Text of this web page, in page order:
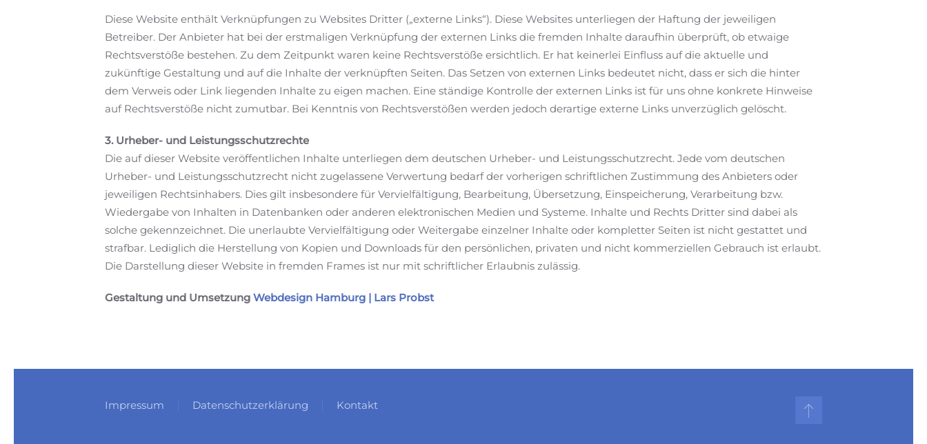
Diese Website enthält Verknüpfungen zu Websites Dritter („externe Links“). Diese Websites unterliegen der Haftung der jeweiligen
Betreiber. Der Anbieter hat bei der erstmaligen Verknüpfung der externen Links die fremden Inhalte daraufhin überprüft, ob etwaige
Rechtsverstöße bestehen. Zu dem Zeitpunkt waren keine Rechtsverstöße ersichtlich. Er hat keinerlei Einfluss auf die aktuelle und
zukünftige Gestaltung und auf die Inhalte der verknüpften Seiten. Das Setzen von externen Links bedeutet nicht, dass er sich die hinter
dem Verweis oder Link liegenden Inhalte zu eigen machen. Eine ständige Kontrolle der externen Links ist für uns ohne konkrete Hinweise
auf Rechtsverstöße nicht zumutbar. Bei Kenntnis von Rechtsverstößen werden jedoch derartige externe Links unverzüglich gelöscht.
3. Urheber- und Leistungsschutzrechte
Die auf dieser Website veröffentlichen Inhalte unterliegen dem deutschen Urheber- und Leistungsschutzrecht. Jede vom deutschen
Urheber- und Leistungsschutzrecht nicht zugelassene Verwertung bedarf der vorherigen schriftlichen Zustimmung des Anbieters oder
jeweiligen Rechtsinhabers. Dies gilt insbesondere für Vervielfältigung, Bearbeitung, Übersetzung, Einspeicherung, Verarbeitung bzw.
Wiedergabe von Inhalten in Datenbanken oder anderen elektronischen Medien und Systeme. Inhalte und Rechts Dritter sind dabei als
solche gekennzeichnet. Die unerlaubte Vervielfältigung oder Weitergabe einzelner Inhalte oder kompletter Seiten ist nicht gestattet und
strafbar. Lediglich die Herstellung von Kopien und Downloads für den persönlichen, privaten und nicht kommerziellen Gebrauch ist erlaubt.
Die Darstellung dieser Website in fremden Frames ist nur mit schriftlicher Erlaubnis zulässig.
Gestaltung und Umsetzung Webdesign Hamburg | Lars Probst
Impressum Datenschutzerklärung Kontakt